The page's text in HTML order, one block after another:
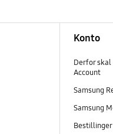
Konto
Derfor skal
Account
Samsung
Samsung
Bestillinger